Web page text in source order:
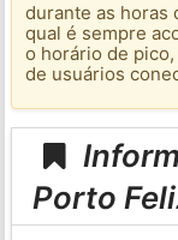
durante as horas
qual é sempre
o horário de
de usuários
Porto